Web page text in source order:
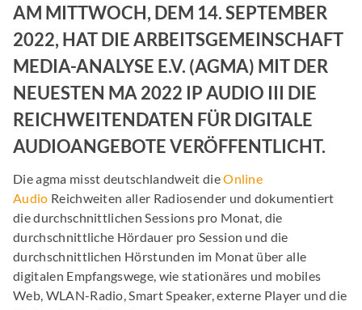
AM MITTWOCH, DEM 14. SEPTEMBER
2022, HAT DIE ARBEITSGEMEINSCHAFT
MEDIA-ANALYSE E.V. (AGMA) MIT DER
NEUESTEN MA 2022 IP AUDIO III DIE
REICHWEITENDATEN FÜR DIGITALE
AUDIOANGEBOTE VERÖFFENTLICHT.
Die agma misst deutschlandweit dieOnline
Audio Reichweiten aller Radiosender und dokumentiert
die durchschnittlichen Sessions pro Monat, die
durchschnittliche Hördauer pro Session und die
durchschnittlichen Hörstunden im Monat über alle
digitalen Empfangswege, wie stationäres und mobiles
Web, WLAN-Radio, Smart Speaker, externe Player und die